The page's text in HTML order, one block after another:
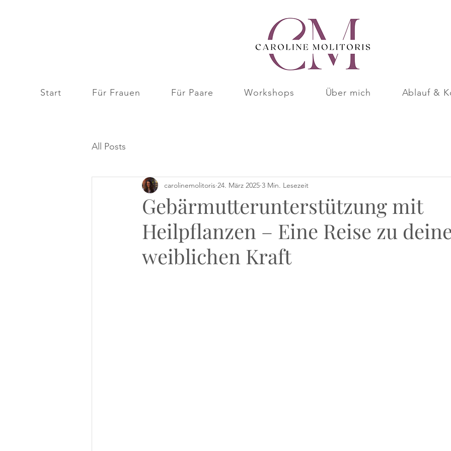
Start Für Frauen Für Paare Workshops Über mich Ablauf &
All Posts
Gebärmutterunterstützung mit
Heilpflanzen – Eine Reise zu
weiblichen Kraft
carolinemolitoris 24. März 2025 3 Min. Lesezeit